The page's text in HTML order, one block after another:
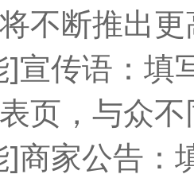
不断推出
宣传语：填
页，与众
商家公告：